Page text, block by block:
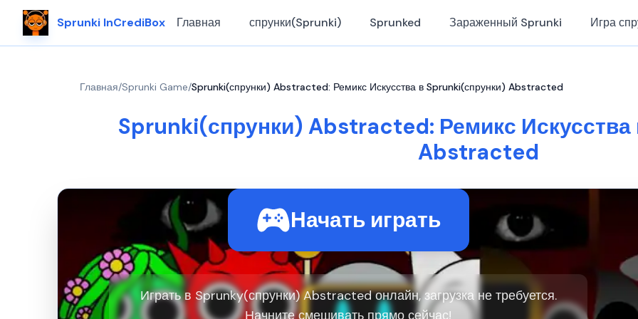
Sprunki InCrediBox Главная спрунки(Sprunki) Sprunked Зараженный Sprunki Игра
Главная/Sprunki Game/Sprunki(спрунки) Abstracted: Ремикс Искусства в Sprunki(спрунки) Abstracted
Sprunki(спрунки) Abstracted: Ремикс
Abstracted
Начать играть
Играть в Sprunky(спрунки) Abstracted онлайн, загрузка не требуется.
Начните смешивать прямо сейчас!